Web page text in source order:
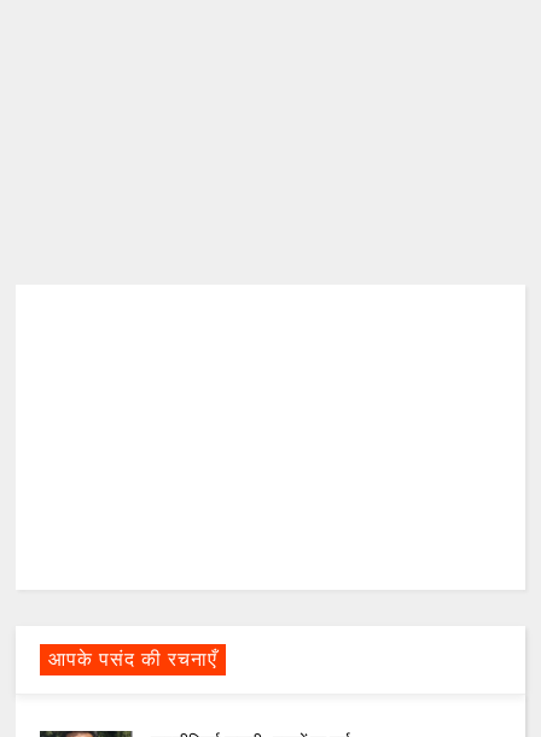
आपके पसंद की रचनाएँ